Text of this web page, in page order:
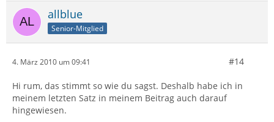
allblue
Senior-Mitglied
4. März 2010 um 09:41 #14
Hi rum, das stimmt so wie du sagst. Deshalb habe ich in
meinem letzten Satz in meinem Beitrag auch darauf
hingewiesen.